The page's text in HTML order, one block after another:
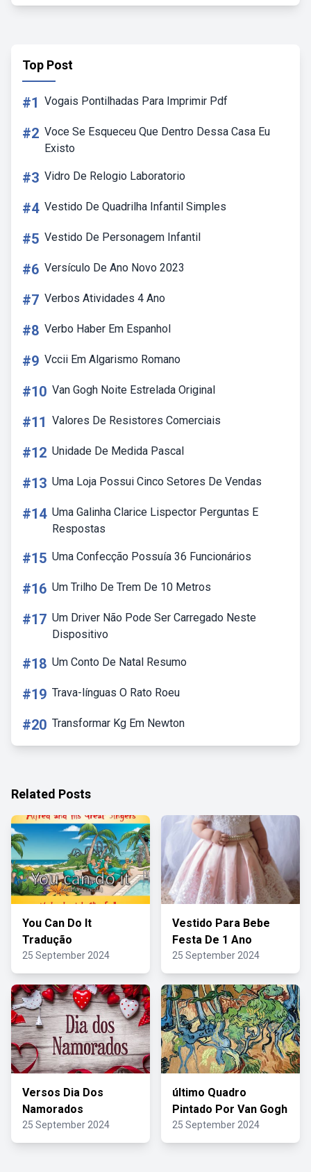
Top Post
#1 Vogais Pontilhadas Para Imprimir Pdf
#2 Voce Se Esqueceu Que Dentro Dessa Casa Eu
Existo
#3 Vidro De Relogio Laboratorio
#4 Vestido De Quadrilha Infantil Simples
#5 Vestido De Personagem Infantil
#6 Versículo De Ano Novo 2023
#7 Verbos Atividades 4 Ano
#8 Verbo Haber Em Espanhol
#9 Vccii Em Algarismo Romano
#10 Van Gogh Noite Estrelada Original
#11 Valores De Resistores Comerciais
#12 Unidade De Medida Pascal
#13 Uma Loja Possui Cinco Setores De Vendas
#14 Uma Galinha Clarice Lispector Perguntas E
Respostas
#15 Uma Confecção Possuía 36 Funcionários
#16 Um Trilho De Trem De 10 Metros
#17 Um Driver Não Pode Ser Carregado Neste
Dispositivo
#18 Um Conto De Natal Resumo
#19 Trava-línguas O Rato Roeu
#20 Transformar Kg Em Newton
Related Posts
You Can Do It
Tradução
25 September 2024
Vestido Para Bebe
Festa De 1 Ano
25 September 2024
Versos Dia Dos
Namorados
25 September 2024
último Quadro
Pintado Por Van Gogh
25 September 2024